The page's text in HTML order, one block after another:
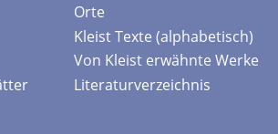
Orte
Kleist Texte (alphabetisch)
Von Kleist erwähnte Werke
Literaturverzeichnis